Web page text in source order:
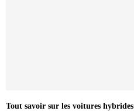
Tout savoir sur les voitures hybrides